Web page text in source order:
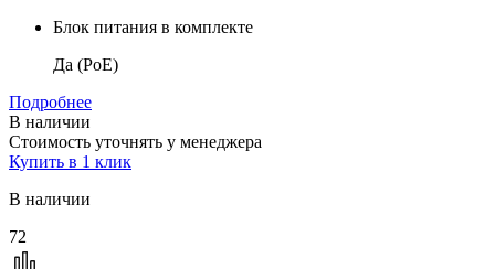
Блок питания в комплекте
Да (PoE)
Подробнее
В наличии
Стоимость уточнять у менеджера
Купить в 1 клик
В наличии
72